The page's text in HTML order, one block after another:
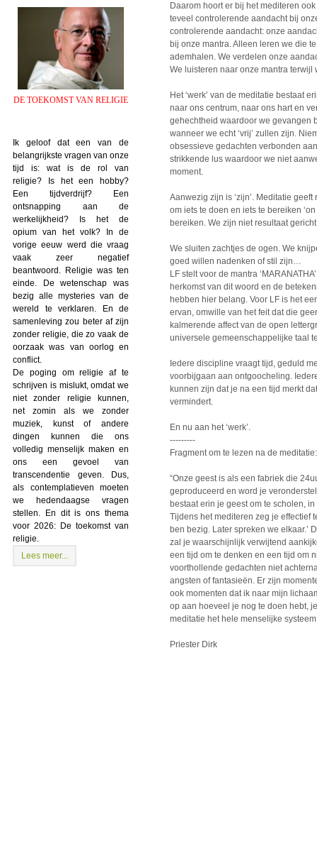
DE TOEKOMST VAN RELIGIE
Ik geloof dat een van de
belangrijkste vragen van onze
tijd is: wat is de rol van
religie? Is het een hobby?
Een tijdverdrijf? Een
ontsnapping aan de
werkelijkheid? Is het de
opium van het volk? In de
vorige eeuw werd die vraag
vaak zeer negatief
beantwoord. Religie was ten
einde. De wetenschap was
bezig alle mysteries van de
wereld te verklaren. En de
samenleving zou beter af zijn
zonder religie, die zo vaak de
oorzaak was van oorlog en
conflict.
De poging om religie af te
schrijven is mislukt, omdat we
niet zonder religie kunnen,
net zomin als we zonder
muziek, kunst of andere
dingen kunnen die ons
volledig menselijk maken en
ons een gevoel van
transcendentie geven. Dus,
als contemplatieven moeten
we hedendaagse vragen
stellen. En dit is ons thema
voor 2026: De toekomst van
religie.
Lees meer...
Daarom hoort er bij het mediteren
teveel controlerende aandacht bij
controlerende aandacht: onze
bij onze mantra. Alleen leren we die
ademhalen. We verdelen onze
We luisteren naar onze mantra terwijl
Het ‘werk’ van de meditatie bestaat
naar ons centrum, naar ons hart en
gehechtheid waardoor we gevangen
wanneer we echt ‘vrij’ zullen zijn.
obsessieve gedachten verbonden
strikkende lus waardoor we niet
moment.
Aanwezig zijn is ‘zijn’. Meditatie
om iets te doen en iets te bereiken
bereiken. We zijn niet resultaat
We sluiten zachtjes de ogen. We
goed willen nadenken of stil zijn…
LF stelt voor de mantra
herkomst van dit woord en de
hebben hier belang. Voor LF is het
ervan, omwille van het feit dat die
kalmerende affect van de open
universele gemeenschappelijke taal
Iedere discipline vraagt tijd, geduld
voorbijgaan aan ontgoocheling.
kunnen zijn dat je na een tijd merkt
vermindert.
En nu aan het ‘werk’.
---------
Fragment om te lezen na de meditatie:
“Onze geest is als een fabriek die
geproduceerd en word je
bestaat erin je geest om te scholen,
Tijdens het mediteren zeg je effectief
ben bezig. Later spreken we elkaar.’
zal je waarschijnlijk verwijtend
een tijd om te denken en een tijd om
voorthollende gedachten niet
angsten of fantasieën. Er zijn
ook momenten dat ik naar mijn
op aan hoeveel je nog te doen hebt,
meditatie het hele menselijke
Priester Dirk